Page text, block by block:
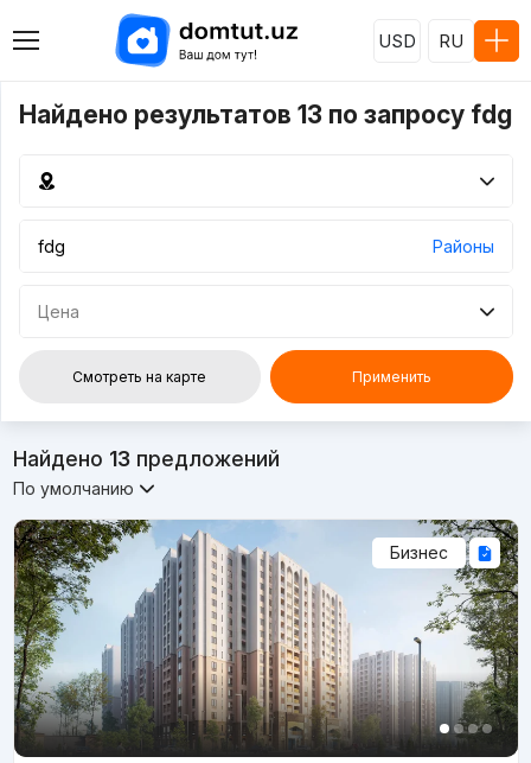
USD RU
Найдено результатов 13 по запросу fdg
Районы
Цена
Смотреть на карте Применить
Найдено 13предложений
По умолчанию
Бизнес